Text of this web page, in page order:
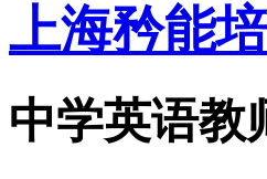
上海矜能
中学英语教